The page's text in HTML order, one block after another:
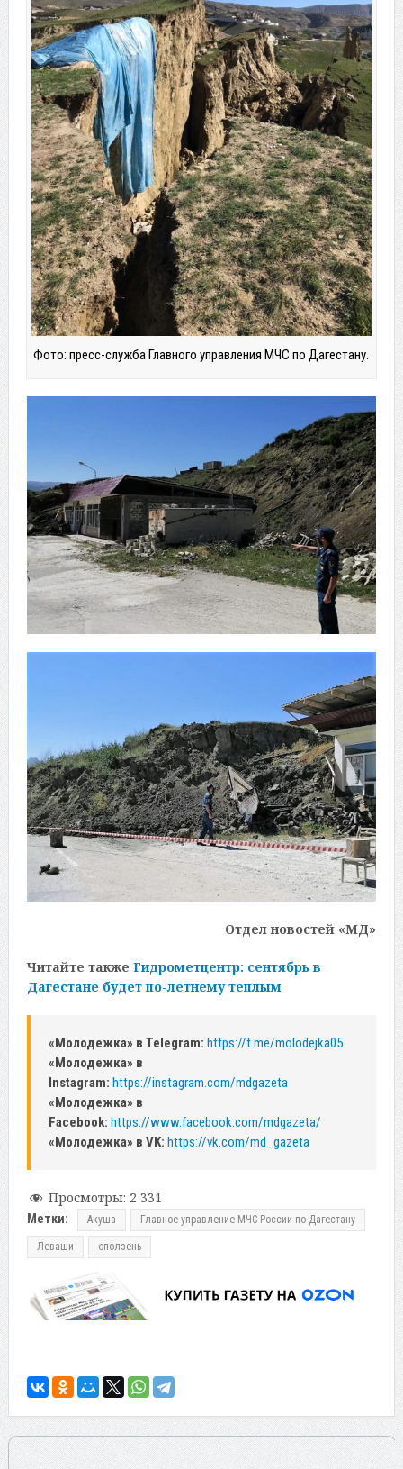
Фото: пресс-служба Главного управления МЧС по Дагестану.
Отдел новостей «МД»
Читайте также Гидрометцентр: сентябрь в
Дагестане будет по-летнему теплым
«Молодежка» в Telegram: https://t.me/molodejka05
«Молодежка» в
Instagram: https://instagram.com/mdgazeta
«Молодежка» в
Facebook: https://www.facebook.com/mdgazeta/
«Молодежка» в VK: https://vk.com/md_gazeta
Просмотры: 2 331
Метки: Акуша Главное управление МЧС России по Дагестану
Леваши оползень